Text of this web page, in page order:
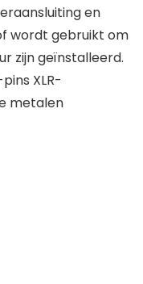
en
wordt gebruikt om
zijn geïnstalleerd.
XLR-
metalen